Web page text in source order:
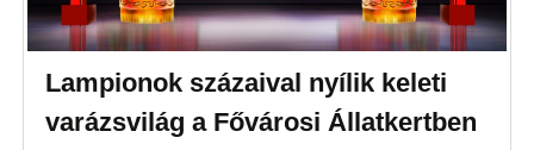
Lampionok százaival nyílik keleti
varázsvilág a Fővárosi Állatkertben